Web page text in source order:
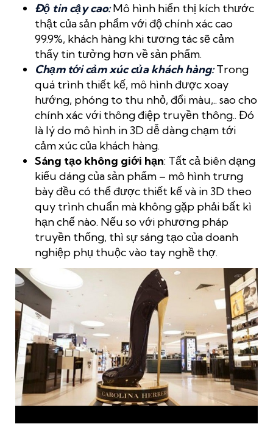
Độ tin cậy cao:Mô hình hiển thị kích thước
thật của sản phẩm với độ chính xác cao
99.9%, khách hàng khi tương tác sẽ cảm
thấy tin tưởng hơn về sản phẩm.
Chạm tới cảm xúc của khách hàng:Trong
quá trình thiết kế, mô hình được xoay
hướng, phóng to thu nhỏ, đổi màu,.. sao cho
chính xác với thông điệp truyền thông.. Đó
là lý do mô hình in 3D dễ dàng chạm tới
cảm xúc của khách hàng.
Sáng tạo không giới hạn: Tất cả biên dạng
kiểu dáng của sản phẩm – mô hình trưng
bày đều có thể được thiết kế và in 3D theo
quy trình chuẩn mà không gặp phải bất kì
hạn chế nào. Nếu so với phương pháp
truyền thống, thì sự sáng tạo của doanh
nghiệp phụ thuộc vào tay nghề thợ.